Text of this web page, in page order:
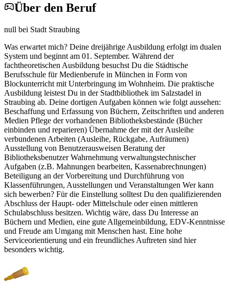
Über den Beruf
null bei Stadt Straubing
Was erwartet mich? Deine dreijährige Ausbildung erfolgt im dualen
System und beginnt am 01. September. Während der
fachtheoretischen Ausbildung besuchst Du die Städtische
Berufsschule für Medienberufe in München in Form von
Blockunterricht mit Unterbringung im Wohnheim. Die praktische
Ausbildung leistest Du in der Stadtbibliothek im Salzstadel in
Straubing ab. Deine dortigen Aufgaben können wie folgt aussehen:
Beschaffung und Erfassung von Büchern, Zeitschriften und anderen
Medien Pflege der vorhandenen Bibliotheksbestände (Bücher
einbinden und reparieren) Übernahme der mit der Ausleihe
verbundenen Arbeiten (Ausleihe, Rückgabe, Aufräumen)
Ausstellung von Benutzerausweisen Beratung der
Bibliotheksbenutzer Wahrnehmung verwaltungstechnischer
Aufgaben (z.B. Mahnungen bearbeiten, Kassenabrechnungen)
Beteiligung an der Vorbereitung und Durchführung von
Klassenführungen, Ausstellungen und Veranstaltungen Wer kann
sich bewerben? Für die Einstellung solltest Du den qualifizierenden
Abschluss der Haupt- oder Mittelschule oder einen mittleren
Schulabschluss besitzen. Wichtig wäre, dass Du Interesse an
Büchern und Medien, eine gute Allgemeinbildung, EDV-Kenntnisse
und Freude am Umgang mit Menschen hast. Eine hohe
Serviceorientierung und ein freundliches Auftreten sind hier
besonders wichtig.